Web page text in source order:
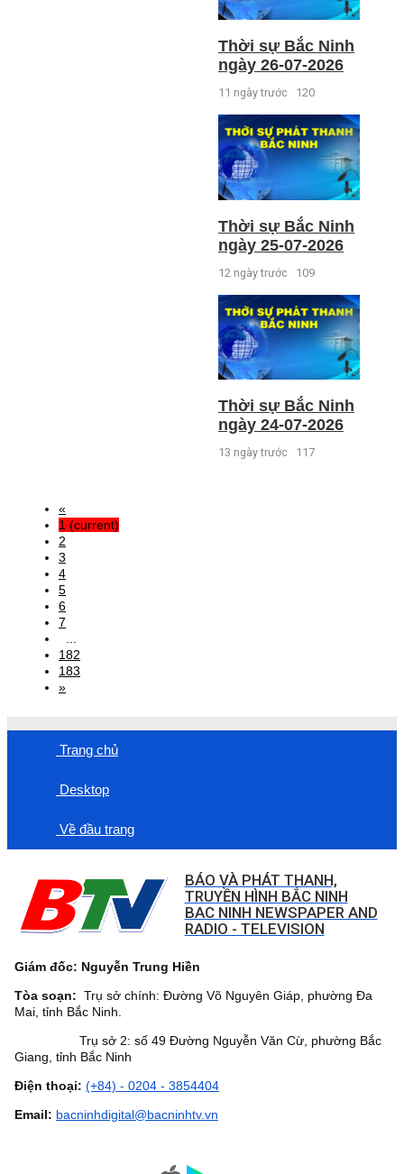
Thời sự Bắc Ninh
ngày 26-07-2026
11 ngày trước 120
Thời sự Bắc Ninh
ngày 25-07-2026
12 ngày trước 109
Thời sự Bắc Ninh
ngày 24-07-2026
13 ngày trước 117
«
1 (current)
2
3
4
5
6
7
...
182
183
»
Trang chủ
Desktop
Về đầu trang
BÁO VÀ PHÁT THANH,
TRUYỀN HÌNH BẮC NINH
BAC NINH NEWSPAPER AND
RADIO - TELEVISION
Giám đốc: Nguyễn Trung Hiền
Tòa soạn: Trụ sở chính: Đường Võ Nguyên Giáp, phường Đa
Mai, tỉnh Bắc Ninh.
Trụ sở 2: số 49 Đường Nguyễn Văn Cừ, phường Bắc
Giang, tỉnh Bắc Ninh
Điện thoại: (+84) - 0204 - 3854404
Email: bacninhdigital@bacninhtv.vn